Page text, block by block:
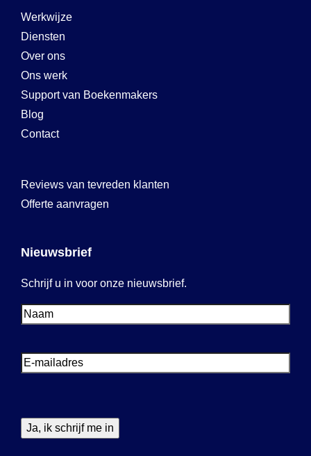
Werkwijze
Diensten
Over ons
Ons werk
Support van Boekenmakers
Blog
Contact
Reviews van tevreden klanten
Offerte aanvragen
Nieuwsbrief
Schrijf u in voor onze nieuwsbrief.
Voornaam
E-
mailadres